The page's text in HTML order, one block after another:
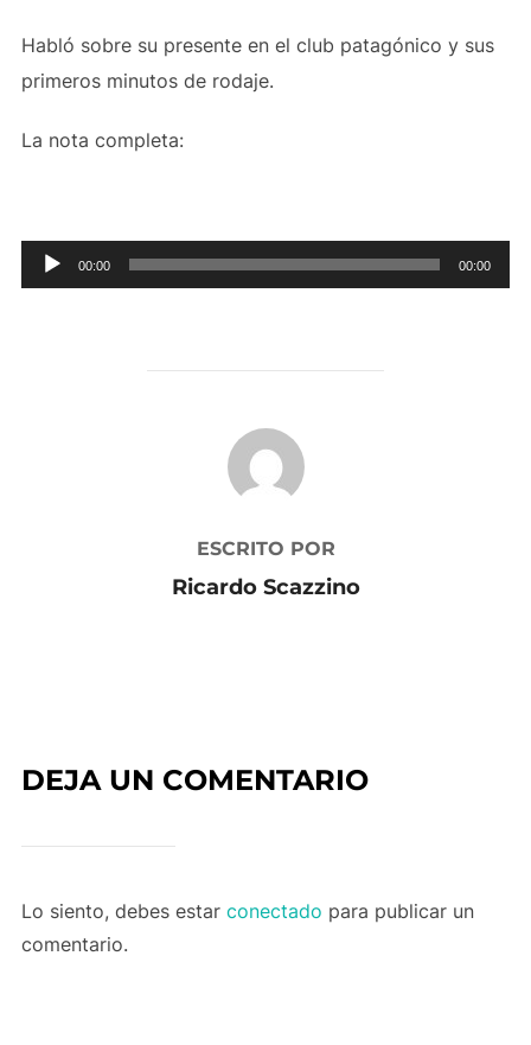
Habló sobre su presente en el club patagónico y sus
primeros minutos de rodaje.
La nota completa:
Reproductor
de
00:00 00:00
AUTOR DE LA PUBLICACIÓN
ESCRITO POR
Ricardo Scazzino
DEJA UN COMENTARIO
Lo siento, debes estar conectado para publicar un
comentario.